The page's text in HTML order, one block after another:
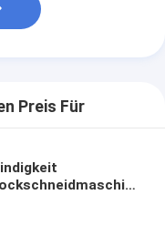
Preis Für